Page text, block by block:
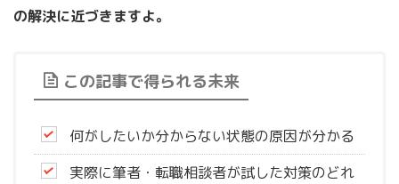
の解決に近づきますよ。
この記事で得られる未来
何がしたいか分からない状態の原因が分かる
実際に筆者・転職相談者が試した対策のどれ